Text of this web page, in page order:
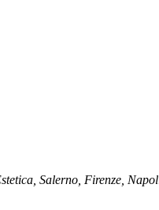
Salerno, Firenze,